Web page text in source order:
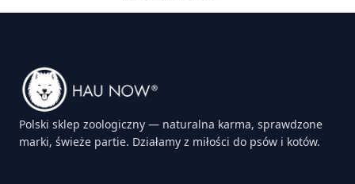
Polski sklep zoologiczny — naturalna karma, sprawdzone
marki, świeże partie. Działamy z miłości do psów i kotów.